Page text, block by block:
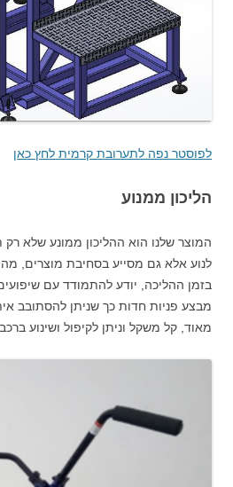
לפוסטר נפה לתערובת קרמית לחץ כאן
הליכון ממנוע
המוצר שלנו הוא ההליכון ממונע שלא
לנוע אלא גם מסייע בסחיבת מוצרים,
בזמן ההליכה, יודע להתמודד עם
מבצע פניות חדות כך שניתן להסתובב
מאוד, קל משקל וניתן לקיפול ושינוע ברכב.